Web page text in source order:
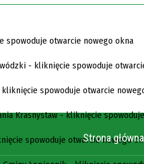
Strona główna